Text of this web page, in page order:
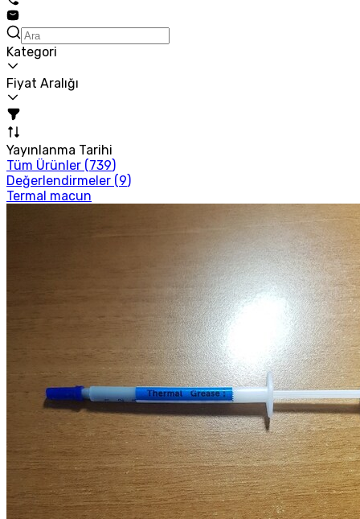
Kategori
Fiyat Aralığı
Yayınlanma Tarihi
Tüm Ürünler (739)
Değerlendirmeler (9)
Termal macun